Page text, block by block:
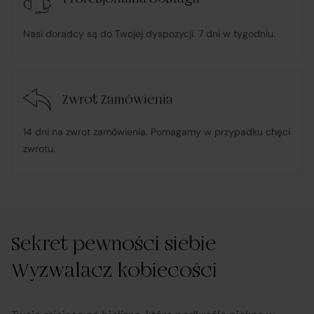
Nasi doradcy są do Twojej dyspozycji. 7 dni w tygodniu.
Zwrot Zamówienia
14 dni na zwrot zamówienia. Pomagamy w przypadku chęci
zwrotu.
Sekret pewności siebie
Wyzwalacz kobiecości
konsumenta;
lub zwrot środków Klientowi;
udostępnia, na życzenie Klienta, dokumentację
produktową i instrukcje użytkowania w języku polskim;
obsługuje odstąpienie od umowy pośrednictwa;